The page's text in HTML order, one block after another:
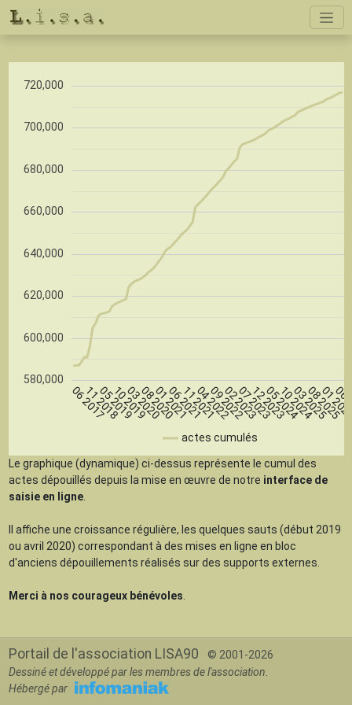
actes cumulés
06 2017
11 2018
05 2019
10 2019
03 2020
08 2020
01 2021
06 2021
11 2021
04 2022
09 2022
02 2023
07 2023
12 2023
05 2024
10 2024
03 2025
08 2025
0106
580,000
600,000
620,000
640,000
660,000
680,000
700,000
720,000
Le graphique (dynamique) ci-dessus représente le cumul des
actes dépouillés depuis la mise en œuvre de notre interface de
saisie en ligne.
Il affiche une croissance régulière, les quelques sauts (début 2019
ou avril 2020) correspondant à des mises en ligne en bloc
d'anciens dépouillements réalisés sur des supports externes.
Merci à nos courageux bénévoles
Portail de l'association LISA90
© 2001-2026
Dessiné et développé par les membres de l'association.
Hébergé par